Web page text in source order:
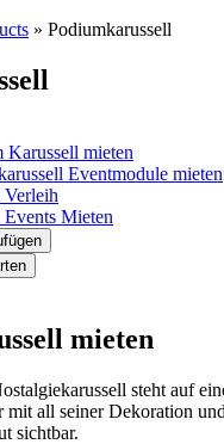
» Podiumkarussell
mieten
steht auf
mit all seiner Dekoration
sichtbar.